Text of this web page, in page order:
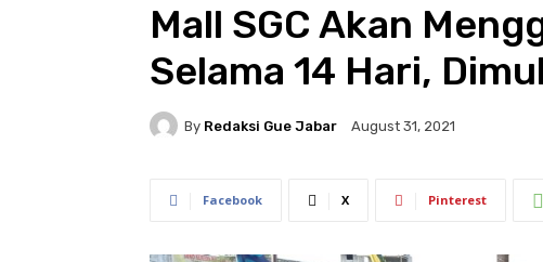
Mall SGC Akan
Selama 14 Hari,
By Redaksi Gue Jabar August 31, 2021
Facebook X Pinterest